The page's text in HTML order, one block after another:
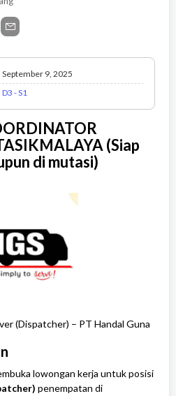
September 9, 2025
D3 - S1
(Siap
di mutasi)
(Dispatcher) – PT Handal Guna
lowongan kerja untuk posisi
penempatan di